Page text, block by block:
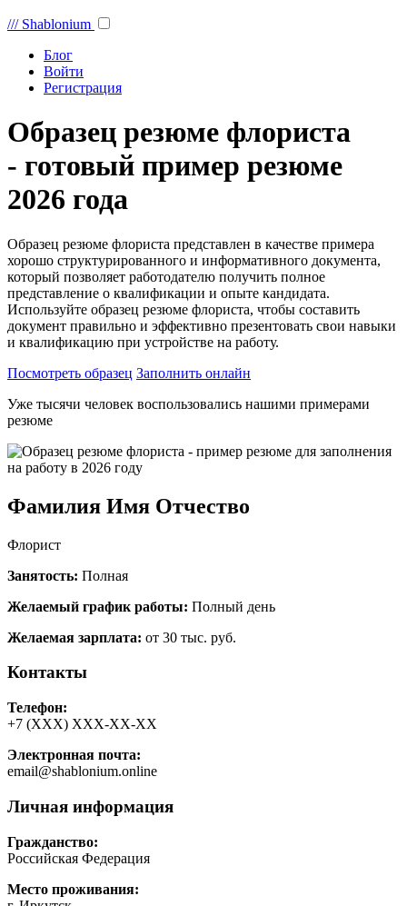
/// Shablonium
Блог
Войти
Регистрация
Образец резюме флориста
- готовый пример резюме
2026 года
Образец резюме флориста представлен в качестве примера
хорошо структурированного и информативного документа,
который позволяет работодателю получить полное
представление о квалификации и опыте кандидата.
Используйте образец резюме флориста, чтобы составить
документ правильно и эффективно презентовать свои навыки
и квалификацию при устройстве на работу.
Посмотреть образец Заполнить онлайн
Уже тысячи человек воспользовались нашими примерами
резюме
Фамилия Имя Отчество
Флорист
Занятость: Полная
Желаемый график работы: Полный день
Желаемая зарплата: от 30 тыс. руб.
Контакты
Телефон:
+7 (ХХХ) ХХХ-ХХ-ХХ
Электронная почта:
email@shablonium.online
Личная информация
Гражданство:
Российская Федерация
Место проживания: